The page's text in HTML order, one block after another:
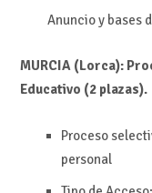
Anuncio y bases
MURCIA (Lorca):
Educativo (2 plazas).
Proceso
personal